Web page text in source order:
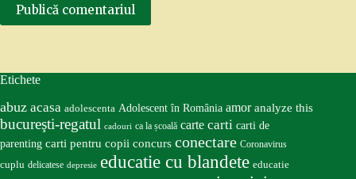
Publică comentariul
Etichete
abuz acasa adolescenta Adolescent în România amor analyze this
bucureşti-regatul cadouri ca la școală carte carti carti de
parenting carti pentru copii concurs conectare Coronavirus
cuplu delicatese depresie educatie cu blandete educatie